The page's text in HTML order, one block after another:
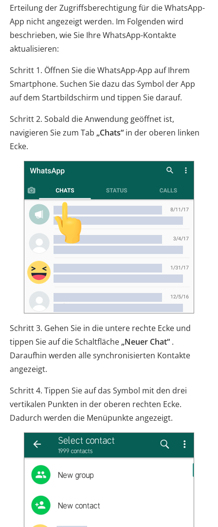
Erteilung der Zugriffsberechtigung für die WhatsApp-
App nicht angezeigt werden. Im Folgenden wird
beschrieben, wie Sie Ihre WhatsApp-Kontakte
aktualisieren:
Schritt 1. Öffnen Sie die WhatsApp-App auf Ihrem
Smartphone. Suchen Sie dazu das Symbol der App
auf dem Startbildschirm und tippen Sie darauf.
Schritt 2. Sobald die Anwendung geöffnet ist,
navigieren Sie zum Tab „Chats“ in der oberen linken
Ecke.
Schritt 3. Gehen Sie in die untere rechte Ecke und
tippen Sie auf die Schaltfläche „Neuer Chat“ .
Daraufhin werden alle synchronisierten Kontakte
angezeigt.
Schritt 4. Tippen Sie auf das Symbol mit den drei
vertikalen Punkten in der oberen rechten Ecke.
Dadurch werden die Menüpunkte angezeigt.